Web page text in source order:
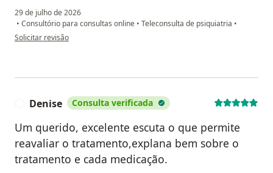
29 de julho de 2026
• Consultório para consultas online • Teleconsulta de psiquiatria •
na opinião do utilizador Cleonice lamana
Solicitar revisão
Denise Consulta verificada
Um querido, excelente escuta o que permite
reavaliar o tratamento,explana bem sobre o
tratamento e cada medicação.